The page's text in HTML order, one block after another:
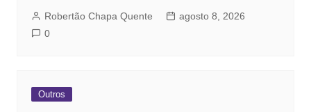
Robertão Chapa Quente
agosto 8, 2026
0
Outros